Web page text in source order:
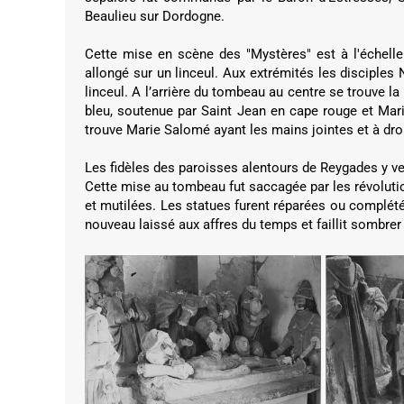
Beaulieu sur Dordogne.
Cette mise en scène des "Mystères" est à
allongé sur un linceul. Aux extrémités les disciples
linceul. A l’arrière du tombeau au centre se trouve
bleu, soutenue par Saint Jean en cape rouge et
trouve Marie Salomé ayant les mains jointes et à
Les fidèles des paroisses alentours de Reygades y
Cette mise au tombeau fut saccagée par les
et mutilées. Les statues furent réparées ou
nouveau laissé aux affres du temps et faillit